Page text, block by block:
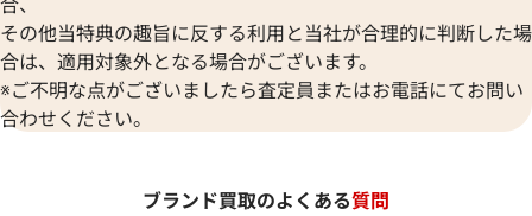
その他当特典の趣旨に反する利用と当社が合理的に判断した場
合は、適用対象外となる場合がございます。
※ご不明な点がございましたら査定員またはお電話にてお問い
合わせください。
ブランド買取のよくある質問